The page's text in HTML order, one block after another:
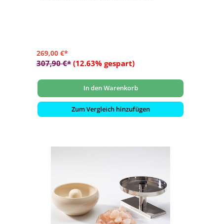
269,00 €*
307,90 €* (12.63% gespart)
In den Warenkorb
Zum Vergleich hinzufügen